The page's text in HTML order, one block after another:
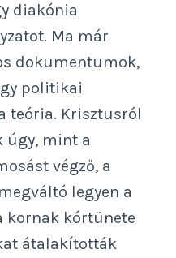
diakónia
Ma már
dokumentumok,
politikai
teória. Krisztusról
úgy, mint a
végző, a
legyen a
kornak kórtünete
átalakították